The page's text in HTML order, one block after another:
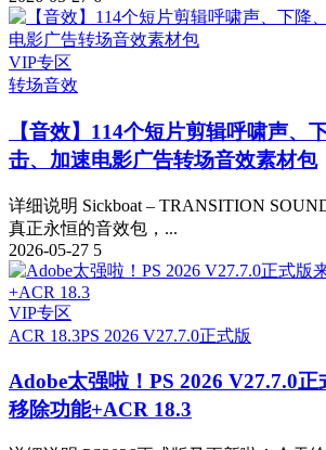
VIP专区
转场音效
【音效】114个短片剪辑呼啸声、
击、加速电影广告转场音效素材包
详细说明 Sickboat – TRANSITION
真正永恒的音效包，...
2026-05-27 5
VIP专区
ACR 18.3PS 2026 V27.7.0正式版
Adobe太强啦！PS 2026 V27.7.0
移除功能+ACR 18.3